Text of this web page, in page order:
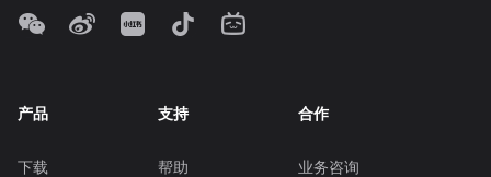
产品
下载
支持
帮助
合作
业务咨询